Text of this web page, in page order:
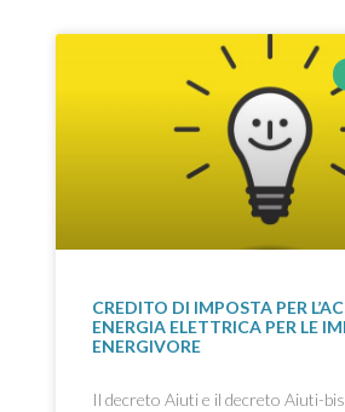
CREDITO DI IMPOSTA PER
ENERGIA ELETTRICA PER LE
ENERGIVORE
Il decreto Aiuti e il decreto Aiuti-